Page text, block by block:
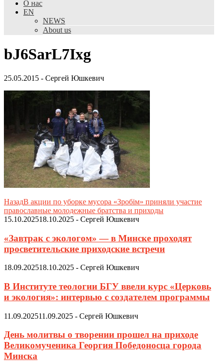
О нас
EN
NEWS
About us
bJ6SarL7Ixg
25.05.2015 - Сергей Юшкевич
НазадВ акции по уборке мусора «Зробім» приняли участие
православные молодежные братства и приходы
15.10.202518.10.2025 - Сергей Юшкевич
«Завтрак с экологом» — в Минске проходят
просветительские приходские встречи
18.09.202518.10.2025 - Сергей Юшкевич
В Институте теологии БГУ ввели курс «Церковь
и экология»: интервью с создателем программы
11.09.202511.09.2025 - Сергей Юшкевич
День молитвы о творении прошел на приходе
Великомученика Георгия Победоносца города
Минска